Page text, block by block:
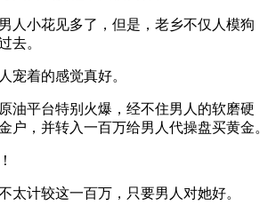
人小花见多了，但是，老乡不仅人模狗
去。
宠着的感觉真好。
油平台特别火爆，经不住男人的软磨硬
户，并转入一百万给男人代操盘买黄金。
太计较这一百万，只要男人对她好。